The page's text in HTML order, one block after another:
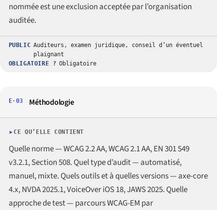
nommée est une exclusion acceptée par l’organisation
auditée.
PUBLIC Auditeurs, examen juridique, conseil d’un éventuel
plaignant
OBLIGATOIRE ? Obligatoire
E·03 Méthodologie
CE QU’ELLE CONTIENT
Quelle norme — WCAG 2.2 AA, WCAG 2.1 AA, EN 301 549
v3.2.1, Section 508. Quel type d’audit — automatisé,
manuel, mixte. Quels outils et à quelles versions — axe-core
4.x, NVDA 2025.1, VoiceOver iOS 18, JAWS 2025. Quelle
approche de test — parcours WCAG-EM par